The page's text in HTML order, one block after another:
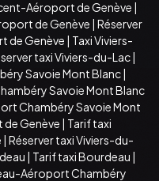
Aéroport de Genève |
de Genève | Réserver
de Genève | Taxi Viviers-
taxi Viviers-du-Lac|
Savoie Mont Blanc|
Savoie Mont Blanc
Chambéry Savoie Mont
Genève | Tarif taxi
| Réserver taxi Viviers-du-
| Tarif taxi Bourdeau |
Aéroport Chambéry